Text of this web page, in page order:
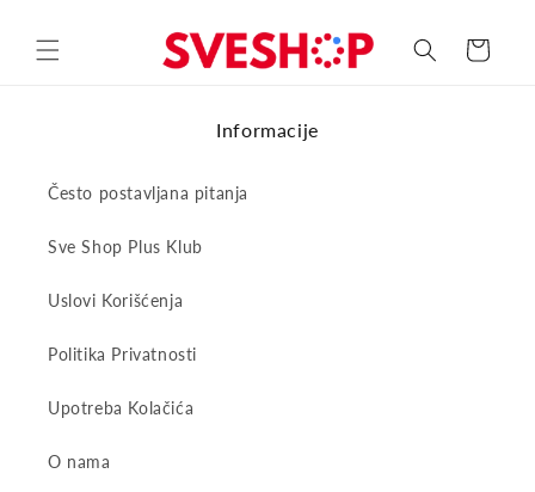
content
Korpa
Informacije
Često postavljana pitanja
Sve Shop Plus Klub
Uslovi Korišćenja
Politika Privatnosti
Upotreba Kolačića
O nama